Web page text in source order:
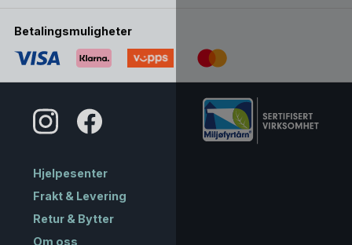
Betalingsmuligheter
Hjelpesenter
Frakt & Levering
Retur & Bytter
Om oss